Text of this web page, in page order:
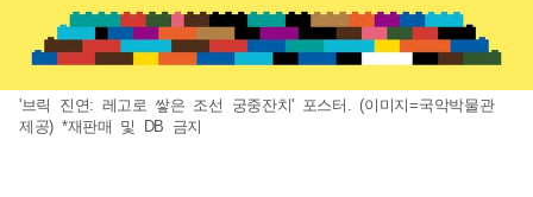
'브릭 진연: 레고로 쌓은 조선 궁중잔치' 포스터. (이미지=국악박물관
제공) *재판매 및 DB 금지